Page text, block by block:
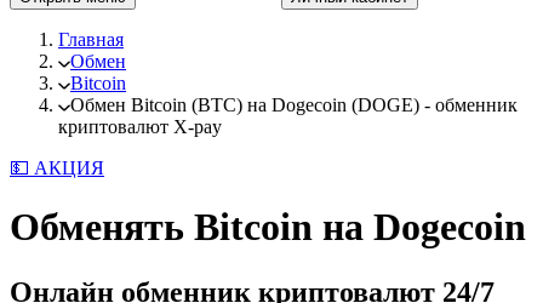
Главная
Обмен
Bitcoin
Обмен Bitcoin (BTC) на Dogecoin (DOGE) - обменник
криптовалют X-pay
💵 АКЦИЯ
Обменять Bitcoin на Dogecoin
Онлайн обменник криптовалют 24/7